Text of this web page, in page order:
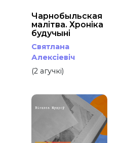
Чарнобыльская
малітва. Хроніка
будучыні
Святлана
Алексіевіч
(2 агучкі)